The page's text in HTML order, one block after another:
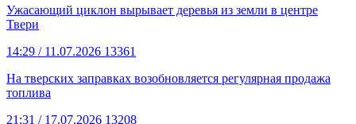
Ужасающий циклон вырывает деревья из земли в центре
Твери
14:29 / 11.07.2026 13361
На тверских заправках возобновляется регулярная продажа
топлива
21:31 / 17.07.2026 13208